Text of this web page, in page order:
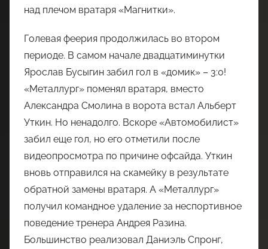
над плечом вратаря «Магнитки».
Голевая феерия продолжилась во втором
периоде. В самом начале двадцатиминутки
Ярослав Бусыгин забил гол в «домик» – 3:0!
«Металлург» поменял вратаря, вместо
Александра Смолина в ворота встал Альберт
Уткин. Но ненадолго. Вскоре «Автомобилист»
забил еще гол, но его отметили после
видеопросмотра по причине офсайда. Уткин
вновь отправился на скамейку в результате
обратной замены вратаря. А «Металлург»
получил командное удаление за неспортивное
поведение тренера Андрея Разина.
Большинство реализовал Даниэль Спронг,